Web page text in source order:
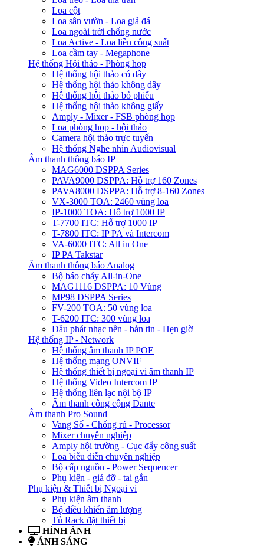
Loa cột
Loa sân vườn - Loa giả đá
Loa ngoài trời chống nước
Loa Active - Loa liền công suất
Loa cầm tay - Megaphone
Hệ thống Hội thảo - Phòng họp
Hệ thống hội thảo có dây
Hệ thống hội thảo không dây
Hệ thống hội thảo bỏ phiếu
Hệ thống hội thảo không giấy
Amply - Mixer - FSB phòng họp
Loa phòng họp - hội thảo
Camera hội thảo trực tuyến
Hệ thống Nghe nhìn Audiovisual
Âm thanh thông báo IP
MAG6000 DSPPA Series
PAVA9000 DSPPA: Hỗ trợ 160 Zones
PAVA8000 DSPPA: Hỗ trợ 8-160 Zones
VX-3000 TOA: 2460 vùng loa
IP-1000 TOA: Hỗ trợ 1000 IP
T-7700 ITC: Hỗ trợ 1000 IP
T-7800 ITC: IP PA và Intercom
VA-6000 ITC: All in One
IP PA Takstar
Âm thanh thông báo Analog
Bộ báo cháy All-in-One
MAG1116 DSPPA: 10 Vùng
MP98 DSPPA Series
FV-200 TOA: 50 vùng loa
T-6200 ITC: 300 vùng loa
Đầu phát nhạc nền - bản tin - Hẹn giờ
Hệ thống IP - Network
Hệ thống âm thanh IP POE
Hệ thống mạng ONVIF
Hệ thống thiết bị ngoại vi âm thanh IP
Hệ thống Video Intercom IP
Hệ thống liên lạc nội bộ IP
Âm thanh công cộng Dante
Âm thanh Pro Sound
Vang Số - Chống rú - Processor
Mixer chuyên nghiệp
Amply hội trường - Cục đẩy công suất
Loa biễu diễn chuyên nghiệp
Bộ cấp nguồn - Power Sequencer
Phụ kiện - giá đỡ - tai gắn
Phụ kiện & Thiết bị Ngoại vi
Phụ kiện âm thanh
Bộ điều khiển âm lượng
Tủ Rack đặt thiết bị
HÌNH ẢNH
ÁNH SÁNG